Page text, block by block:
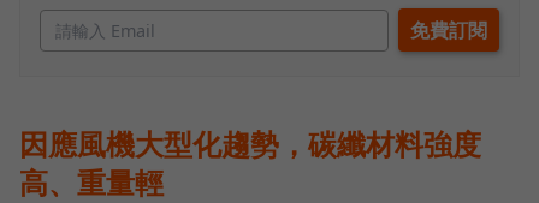
因應風機大型化趨勢，碳纖材料強度
高、重量輕